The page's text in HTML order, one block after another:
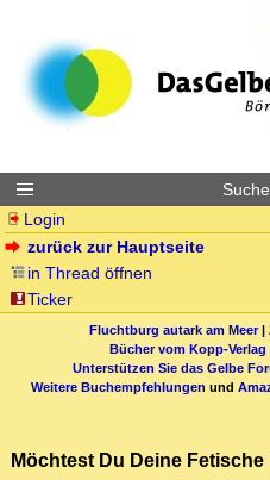
Login
zurück zur Hauptseite
in Thread öffnen
Ticker
Fluchtburg autark am Meer|
Bücher vom Kopp-
Unterstützen Sie das Gelbe
Weitere Buchempfehlungen und
Möchtest Du Deine